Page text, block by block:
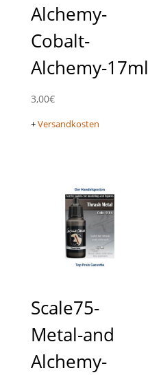
Alchemy-
Cobalt-
Alchemy-17ml
3,00€
+Versandkosten
Scale75-
Metal-and
Alchemy-